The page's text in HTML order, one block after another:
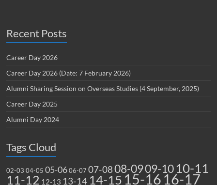
Recent Posts
Career Day 2026
Career Day 2026 (Date: 7 February 2026)
Alumni Sharing Session on Overseas Studies (4 September, 2025)
Career Day 2025
Alumni Day 2024
Tags Cloud
02-03 04-05 05-06 06-07 07-0808-0909-10 10-11
11-12 12-13 13-14 14-15 15-16 16-17